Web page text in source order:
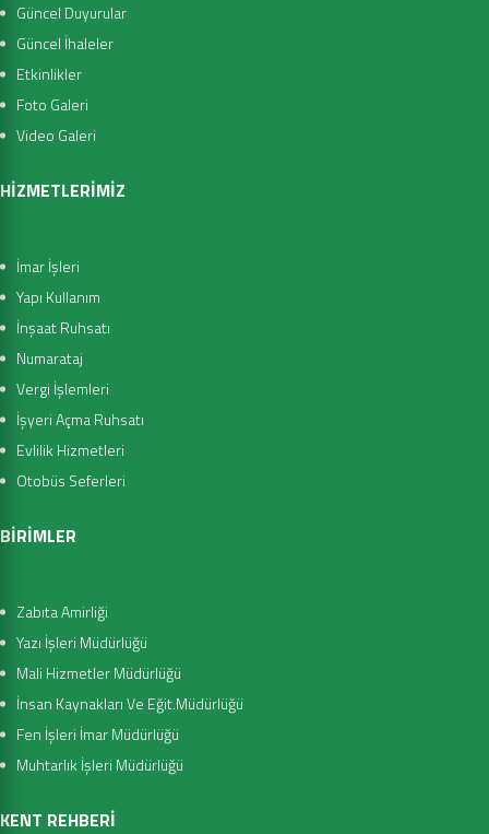
Güncel Duyurular
Güncel İhaleler
Etkinlikler
Foto Galeri
Video Galeri
HİZMETLERİMİZ
İmar İşleri
Yapı Kullanım
İnşaat Ruhsatı
Numarataj
Vergi İşlemleri
İşyeri Açma Ruhsatı
Evlilik Hizmetleri
Otobüs Seferleri
BİRİMLER
Zabıta Amirliği
Yazı İşleri Müdürlüğü
Mali Hizmetler Müdürlüğü
İnsan Kaynakları Ve Eğit.Müdürlüğü
Fen İşleri İmar Müdürlüğü
Muhtarlık İşleri Müdürlüğü
KENT REHBERİ